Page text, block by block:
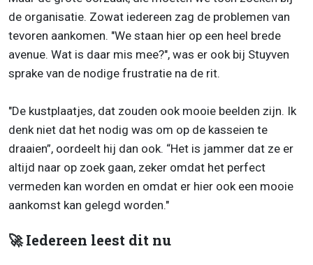
de organisatie. Zowat iedereen zag de problemen van
tevoren aankomen. "We staan hier op een heel brede
avenue. Wat is daar mis mee?", was er ook bij Stuyven
sprake van de nodige frustratie na de rit.
"De kustplaatjes, dat zouden ook mooie beelden zijn. Ik
denk niet dat het nodig was om op de kasseien te
draaien”, oordeelt hij dan ook. “Het is jammer dat ze er
altijd naar op zoek gaan, zeker omdat het perfect
vermeden kan worden en omdat er hier ook een mooie
aankomst kan gelegd worden."
🚀 Iedereen leest dit nu